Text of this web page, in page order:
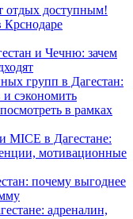
отдых доступным!
Крснодаре
и Чечню: зачем
групп в Дагестан:
и сэкономить
в рамках
MICE в Дагестане:
мотивационные
почему выгоднее
адреналин,